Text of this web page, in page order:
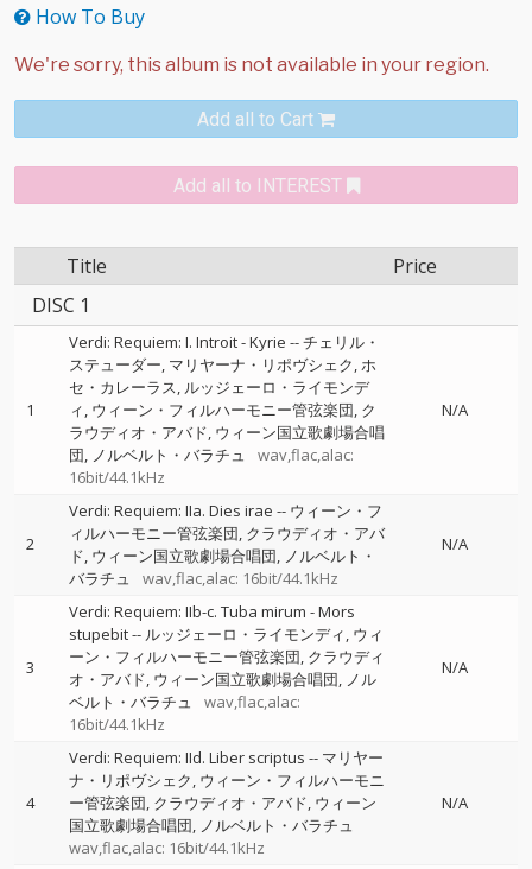
How To Buy
Add all to Cart
Add all to INTEREST
Title
Price
DISC 1
1
Verdi: Requiem: I. Introit - Kyrie --チェリル・
ステューダー マリヤーナ・リポヴシェク ホ
セ・カレーラス ルッジェーロ・ライモンデ
ィ ウィーン・フィルハーモニー管弦楽団 ク
ラウディオ・アバド ウィーン国立歌劇場合唱
団 ノルベルト・バラチュ
wav,flac,alac:
16bit/44.1kHz
N/A
2
Verdi: Requiem: IIa. Dies irae -- ウィーン・フ
ィルハーモニー管弦楽団 クラウディオ・アバ
ド ウィーン国立歌劇場合唱団 ノルベルト・
バラチュ
wav,flac,alac: 16bit/44.1kHz
N/A
3
Verdi: Requiem: IIb-c. Tuba mirum - Mors
stupebit-- ルッジェーロ・ライモンディ ウィ
ーン・フィルハーモニー管弦楽団 クラウディ
オ・アバド ウィーン国立歌劇場合唱団 ノル
ベルト・バラチュ
wav,flac,alac:
16bit/44.1kHz
N/A
4
Verdi: Requiem: IId. Liber scriptus -- マリヤー
ナ・リポヴシェク ウィーン・フィルハーモニ
ー管弦楽団 クラウディオ・アバド ウィーン
国立歌劇場合唱団 ノルベルト・バラチュ
wav,flac,alac: 16bit/44.1kHz
N/A